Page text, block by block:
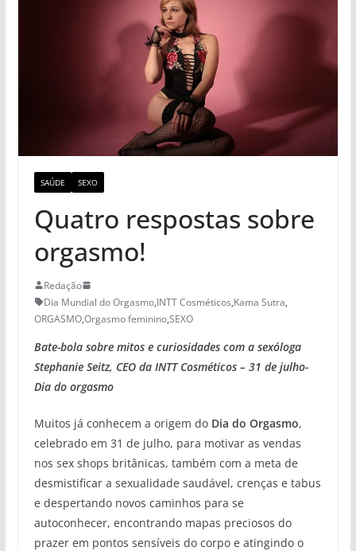
SAÚDE SEXO
Quatro respostas sobre
orgasmo!
Redação
Dia Mundial do Orgasmo,INTT Cosméticos,Kama Sutra,
ORGASMO,Orgasmo feminino,SEXO
Bate-bola sobre mitos e curiosidades com a sexóloga
Stephanie Seitz, CEO da INTT Cosméticos – 31 de julho-
Dia do orgasmo
Muitos já conhecem a origem doDia do Orgasmo,
celebrado em 31 de julho, para motivar as vendas
nos sex shops britânicas, também com a meta de
desmistificar a sexualidade saudável, crenças e tabus
e despertando novos caminhos para se
autoconhecer, encontrando mapas preciosos do
prazer em pontos sensíveis do corpo e atingindo o